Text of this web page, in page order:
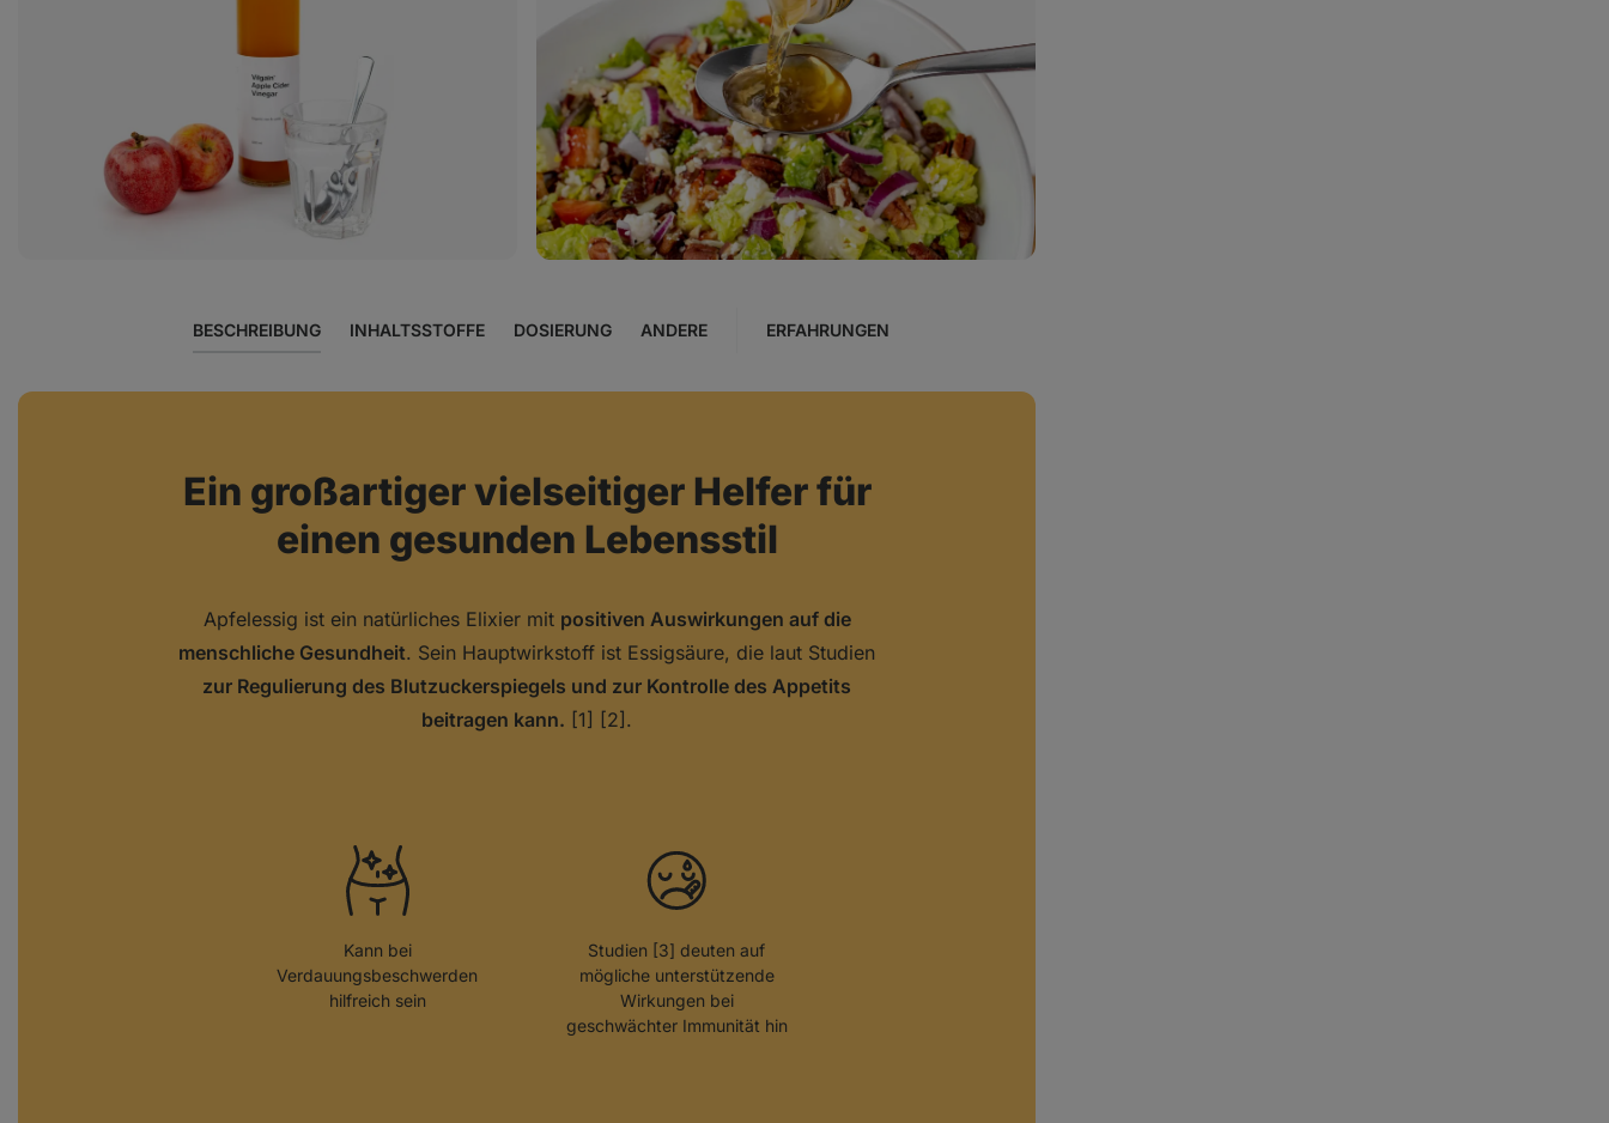
der
Galerie
anzeigen
BESCHREIBUNG INHALTSSTOFFE DOSIERUNG ANDERE ERFAHRUNGEN
Ein großartiger vielseitiger Helfer für
einen gesunden Lebensstil
Apfelessig ist ein natürliches Elixier mit positiven Auswirkungen auf die
menschliche Gesundheit. Sein Hauptwirkstoff ist Essigsäure, die laut Studien
zur Regulierung des Blutzuckerspiegels und zur Kontrolle des Appetits
beitragen kann. [1] [2].
Kann bei
Verdauungsbeschwerden
hilfreich sein
Studien [3] deuten auf
mögliche unterstützende
Wirkungen bei
geschwächter Immunität hin